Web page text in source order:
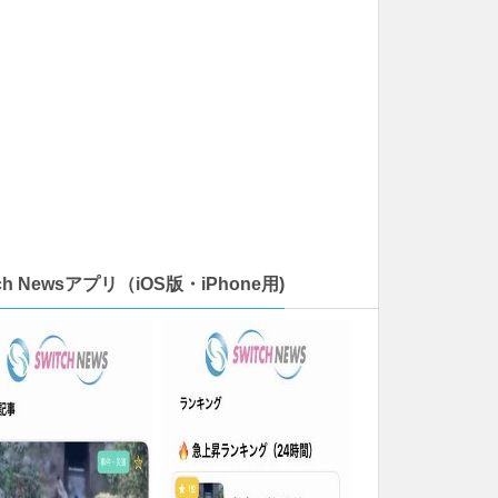
Newsアプリ（iOS版・iPhone用)